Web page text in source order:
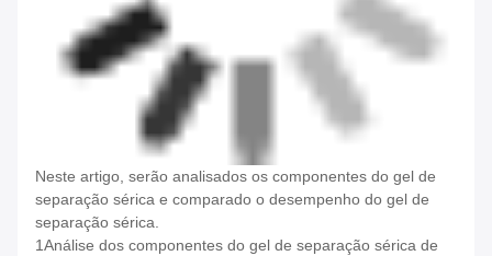
Neste artigo, serão analisados os componentes do gel de
separação sérica e comparado o desempenho do gel de
separação sérica.
1Análise dos componentes do gel de separação sérica de